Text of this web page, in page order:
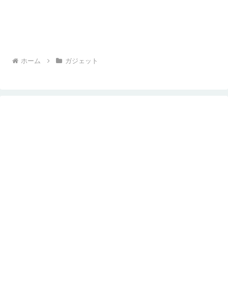
ホーム ガジェット